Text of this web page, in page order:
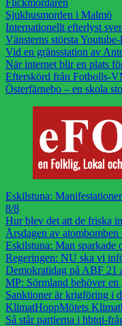
Flickmördaren
Sjukhusmorden i Malmö
Internationellt efterlyst
Vänsterns största
Vid en gränsstation av
När internet blir en plats
Efterskörd från Fotbolls-
Österfärnebo – en skola
Eskilstuna:
8/8
Hur blev det att de friska
Årsdagen av
Eskilstuna: Man sparkade
Regeringen: NU ska vi
Demokratidag på ABF 21
MP: Sörmland behöver en
Sanktioner är krigföring i
KlimatHoppMötets
Så står partierna i hbtqi-